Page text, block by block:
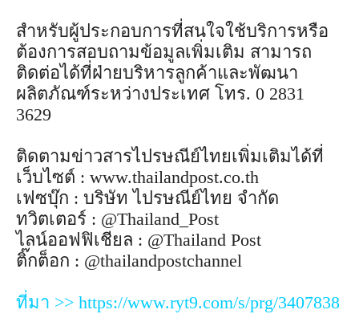
สำหรับผู้ประกอบการที่สนใจใช้บริการหรือ
ต้องการสอบถามข้อมูลเพิ่มเติม สามารถ
ติดต่อได้ที่ฝ่ายบริหารลูกค้าและพัฒนา
ผลิตภัณฑ์ระหว่างประเทศ โทร. 0 2831
3629
ติดตามข่าวสารไปรษณีย์ไทยเพิ่มเติมได้ที่
เว็บไซต์ : www.thailandpost.co.th
เฟซบุ๊ก : บริษัท ไปรษณีย์ไทย จำกัด
ทวิตเตอร์ : @Thailand_Post
ไลน์ออฟฟิเชียล : @Thailand Post
ติ๊กต็อก : @thailandpostchannel
ที่มา >> https://www.ryt9.com/s/prg/3407838